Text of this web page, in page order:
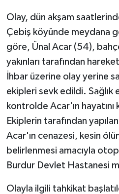
Olay, dün akşam
Çebiş köyünde meydana
göre, Ünal Acar (54),
yakınları tarafından
İhbar üzerine olay yerine
ekipleri sevk edildi. Sağlık
kontrolde Acar'ın
Ekiplerin tarafından
Acar'ın cenazesi, kesin
belirlenmesi amacıyla
Burdur Devlet Hastanesi
Olayla ilgili tahkikat